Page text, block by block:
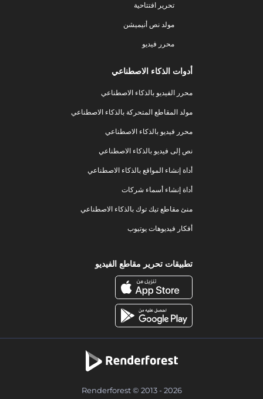
تحرير افتتاحية
مولد نص أنيميشن
محرر فيديو
أدوات الذكاء الاصطناعي
محرر الفيديو بالذكاء الاصطناعي
مولد المقاطع المتحركة بالذكاء الاصطناعي
محرر فيديو بالذكاء الاصطناعي
نص إلى فيديو بالذكاء الاصطناعي
أداة إنشاء المواقع بالذكاء الاصطناعي
أداة إنشاء أسماء شركات
منئ مقاطع تيك توك بالذكاء الاصطناعي
أفكار فيديوهات يوتيوب
تطبيقات تحرير مقاطع الفيديو
Renderforest © 2013 - 2026